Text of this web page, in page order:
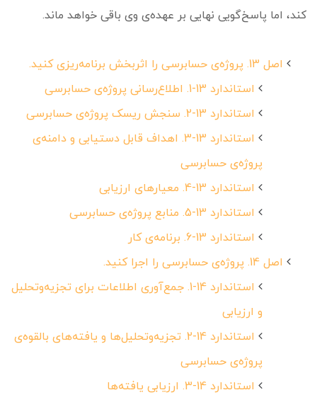
کند، اما پاسخ‌گویی نهایی بر عهده‌ی وی باقی خواهد ماند.
اصل 13. پروژه‌ی حسابرسی را اثربخش برنامه‌ریزی کنید.
استاندارد 13-1. اطلاع‌رسانی پروژه‌ی حسابرسی
استاندارد 13-2. سنجش ریسک پروژه‌ی حسابرسی
استاندارد 13-3. اهداف قابل دستیابی و دامنه‌ی
پروژه‌ی حسابرسی
استاندارد 13-4. معیار‌های ارزیابی
استاندارد 13-5. منابع پروژه‌ی حسابرسی
استاندارد 13-6. برنامه‌ی کار
اصل 14. پروژه‌ی حسابرسی را اجرا کنید.
استاندارد 14-1. جمع‌آوری اطلاعات برای تجزیه‌وتحلیل
و ارزیابی
استاندارد 14-2. تجزیه‌وتحلیل‌ها و یافته‌های بالقوه‌ی
پروژه‌ی حسابرسی
استاندارد 14-3. ارزیابی یافته‌ها